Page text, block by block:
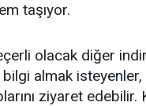
taşıyor.
olacak diğer
almak
ziyaret edebilir.